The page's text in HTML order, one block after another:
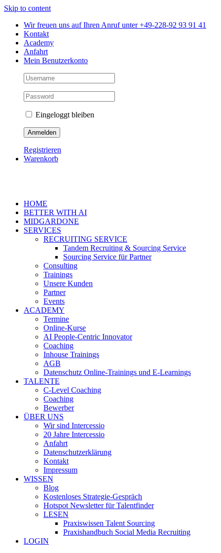
Skip to content
Wir freuen uns auf Ihren Anruf unter +49-228-92 93 91 41
Kontakt
Academy
Anfahrt
Mein Benutzerkonto
Eingeloggt bleiben
Registrieren
Warenkorb
HOME
BETTER WITH AI
MIDGARDONE
SERVICES
RECRUITING SERVICE
Tandem Recruiting & Sourcing Service
Sourcing Service für Partner
Consulting
Trainings
Unsere Kunden
Partner
Events
ACADEMY
Termine
Online-Kurse
AI People-Centric Innovator
Coaching
Inhouse Trainings
AGB
Datenschutz Online-Trainings und E-Learnings
TALENTE
C-Level Coaching
Coaching
Bewerber
ÜBER UNS
Wir sind Intercessio
20 Jahre Intercessio
Anfahrt
Datenschutzerklärung
Kontakt
Impressum
WISSEN
Blog
Kostenloses Strategie-Gespräch
Hotspot Newsletter für Talentfinder
LESEN
Praxiswissen Talent Sourcing
Praxishandbuch Social Media Recruiting
LOGIN